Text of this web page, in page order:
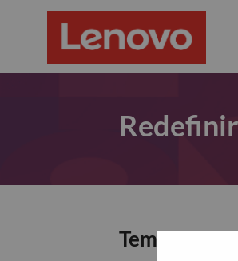
Tem